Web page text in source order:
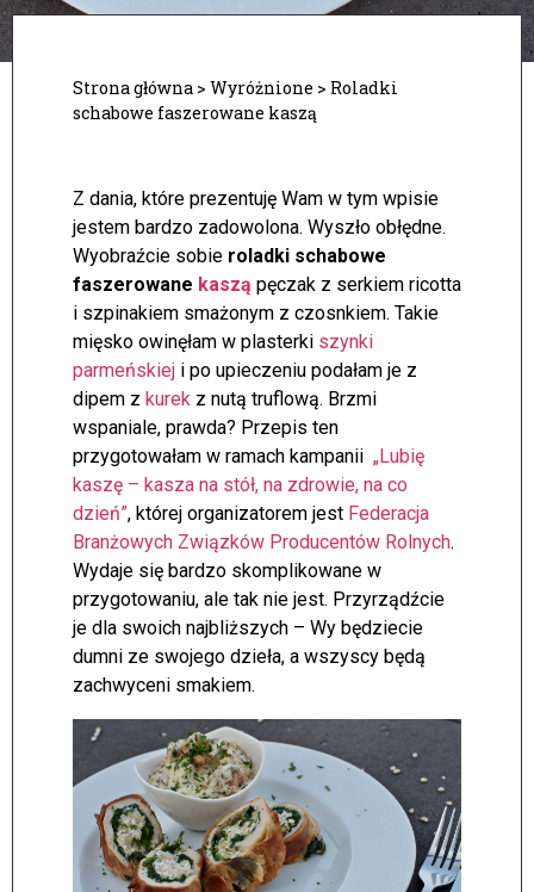
Strona główna > Wyróżnione > Roladki
schabowe faszerowane kaszą
Z dania, które prezentuję Wam w tym wpisie
jestem bardzo zadowolona. Wyszło obłędne.
Wyobraźcie sobie roladki schabowe
faszerowane kaszą pęczak z serkiem ricotta
i szpinakiem smażonym z czosnkiem. Takie
mięsko owinęłam w plasterki szynki
parmeńskiej i po upieczeniu podałam je z
dipem z kurek z nutą truflową. Brzmi
wspaniale, prawda? Przepis ten
przygotowałam w ramach kampanii „Lubię
kaszę – kasza na stół, na zdrowie, na co
dzień”, której organizatorem jest Federacja
Branżowych Związków Producentów Rolnych.
Wydaje się bardzo skomplikowane w
przygotowaniu, ale tak nie jest. Przyrządźcie
je dla swoich najbliższych – Wy będziecie
dumni ze swojego dzieła, a wszyscy będą
zachwyceni smakiem.